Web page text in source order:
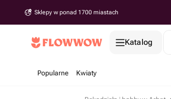
Sklepy w ponad 1700 miastach
Katalog
Popularne Kwiaty